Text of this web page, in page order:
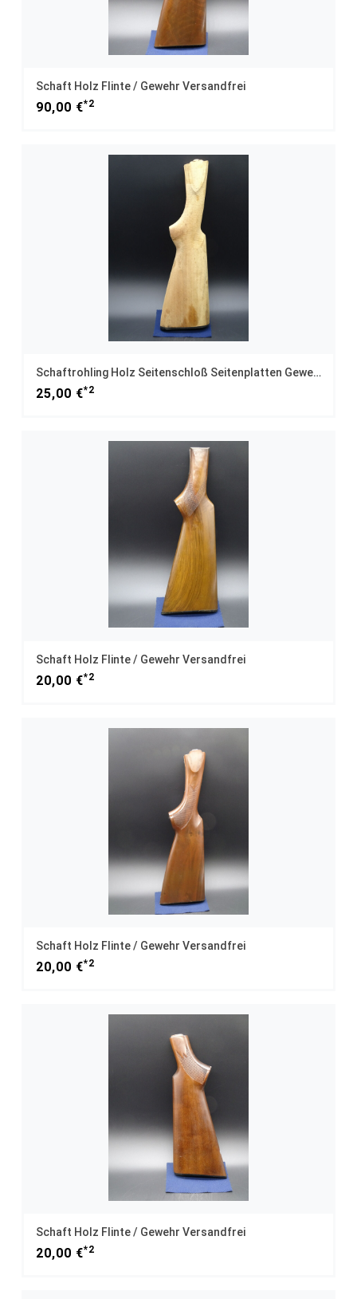
Schaft Holz Flinte / Gewehr Versandfrei
90,00 €*2
Schaftrohling Holz Seitenschloß Seitenplatten Gewehr Versandfrei
25,00 €*2
Schaft Holz Flinte / Gewehr Versandfrei
20,00 €*2
Schaft Holz Flinte / Gewehr Versandfrei
20,00 €*2
Schaft Holz Flinte / Gewehr Versandfrei
20,00 €*2